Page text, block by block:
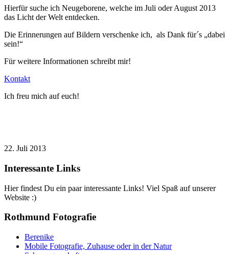
Hierfür suche ich Neugeborene, welche im Juli oder August 2013
das Licht der Welt entdecken.
Die Erinnerungen auf Bildern verschenke ich, als Dank für´s „dabei
sein!“
Für weitere Informationen schreibt mir!
Kontakt
Ich freu mich auf euch!
22. Juli 2013
Interessante Links
Hier findest Du ein paar interessante Links! Viel Spaß auf unserer
Website :)
Rothmund Fotografie
Berenike
Mobile Fotografie, Zuhause oder in der Natur